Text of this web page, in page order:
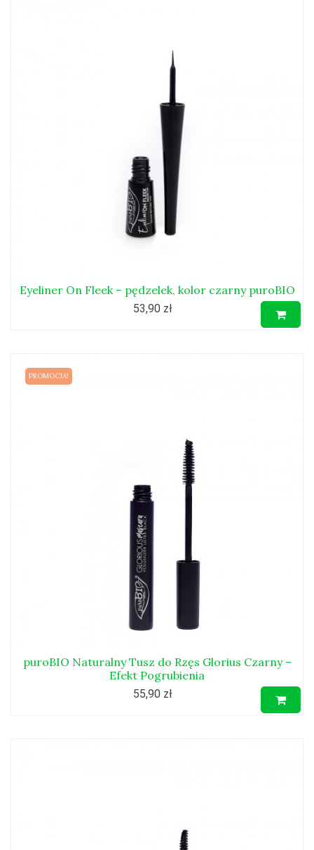
Eyeliner On Fleek – pędzelek, kolor czarny puroBIO
53,90 zł
puroBIO Naturalny Tusz do Rzęs Glorius Czarny –
Efekt Pogrubienia
55,90 zł
PROMOCJA!